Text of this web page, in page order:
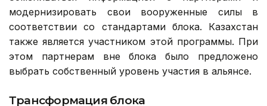
модернизировать свои вооруженные силы в
соответствии со стандартами блока. Казахстан
также является участником этой программы. При
этом партнерам вне блока было предложено
выбрать собственный уровень участия в альянсе.
Трансформация блока